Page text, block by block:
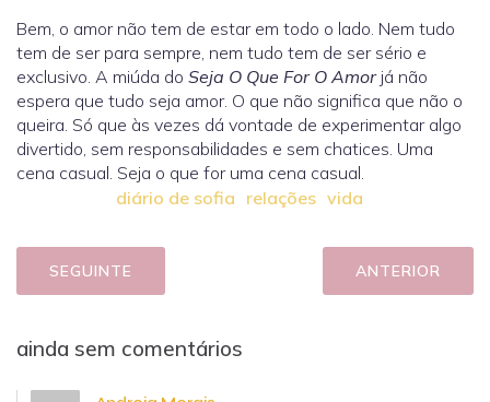
Bem, o amor não tem de estar em todo o lado. Nem tudo
tem de ser para sempre, nem tudo tem de ser sério e
exclusivo. A miúda do Seja O Que For O Amor já não
espera que tudo seja amor. O que não significa que não o
queira. Só que às vezes dá vontade de experimentar algo
divertido, sem responsabilidades e sem chatices. Uma
cena casual. Seja o que for uma cena casual.
diário de sofia relações vida
SEGUINTE ANTERIOR
ainda sem comentários